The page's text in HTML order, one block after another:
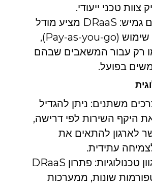
צוות טכני ייעודי.
מודל תשלום גמיש: DRaaS מציע מודל
תשלום לפי שימוש (Pay-as-you-go),
רק עבור המשאבים שבהם
בפועל.
משתנים: ניתן להגדיל
היקף השירות לפי דרישה,
לארגון להתאים את
עתידית.
תמיכה במגוון טכנולוגיות: פתרון DRaaS
שונות, ממערכות